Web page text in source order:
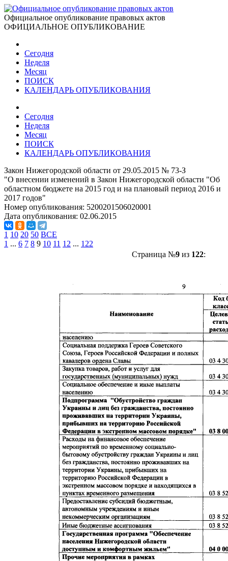
Официальное опубликование правовых актов
ОФИЦИАЛЬНОЕ ОПУБЛИКОВАНИЕ
Сегодня
Неделя
Месяц
ПОИСК
КАЛЕНДАРЬ ОПУБЛИКОВАНИЯ
Сегодня
Неделя
Месяц
ПОИСК
КАЛЕНДАРЬ ОПУБЛИКОВАНИЯ
Закон Нижегородской области от 29.05.2015 № 73-З
"О внесении изменений в Закон Нижегородской области "Об
областном бюджете на 2015 год и на плановый период 2016 и
2017 годов"
Номер опубликования: 5200201506020001
Дата опубликования: 02.06.2015
1 10 20 50 ВСЕ
1 ... 6 7 8 9 10 11 12 ... 122
Страница №9из 122: